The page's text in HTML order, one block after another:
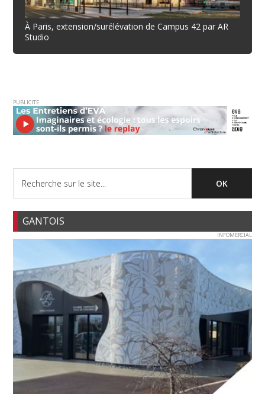
À Paris, extension/surélévation de Campus 42 par AR
Studio
PUBLICITE
GANTOIS
INFOMERCIAL